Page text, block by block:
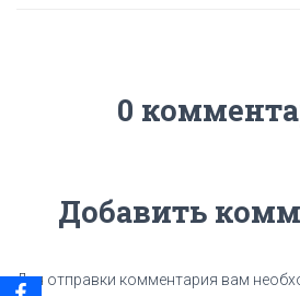
0
Добавить
Для отправки комментария вам